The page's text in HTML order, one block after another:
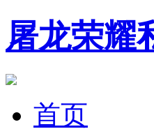
屠龙荣耀
首页